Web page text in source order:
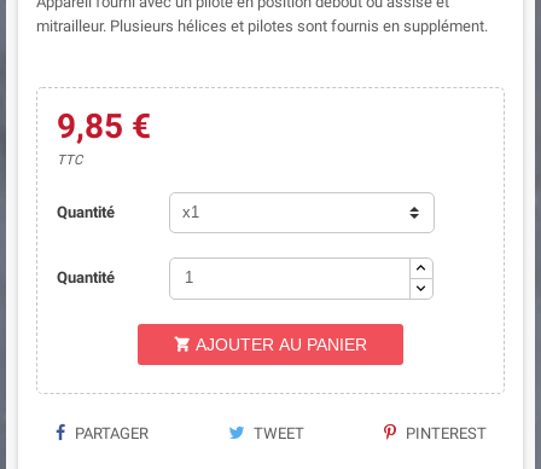
mitrailleur. Plusieurs hélices et pilotes sont fournis en supplément.
9,85 €
TTC
Quantité
Quantité
 AJOUTER AU PANIER
PARTAGER TWEET PINTEREST